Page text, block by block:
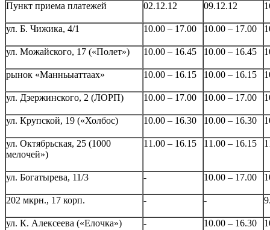
Пункт приема платежей 02.12.12 09.12.12
ул. Б. Чижика, 4/1 10.00 – 17.00 10.00 – 17.00
ул. Можайского, 17 («Полет») 10.00 – 16.45 10.00 – 16.45
рынок «Манньыаттаах» 10.00 – 16.15 10.00 – 16.15
ул. Дзержинского, 2 (ЛОРП) 10.00 – 17.00 10.00 – 17.00
ул. Крупской, 19 («Холбос) 10.00 – 16.30 10.00 – 16.30
ул. Октябрьская, 25 (1000
мелочей»)
11.00 – 16.15 11.00 – 16.15
ул. Богатырева, 11/3 - 10.00 – 17.00
202 мкрн., 17 корп. - -
ул. К. Алексеева («Елочка») - 10.00 – 16.30